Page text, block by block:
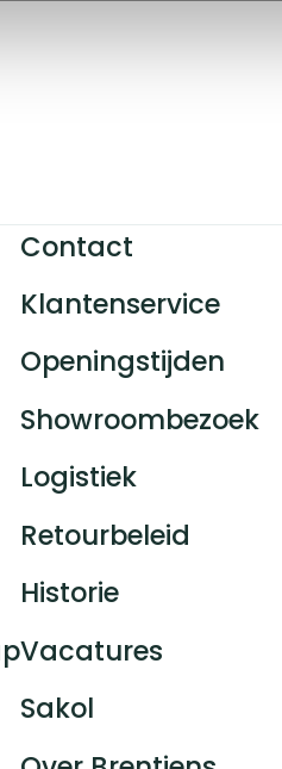
Contact
Klantenservice
Openingstijden
Showroombezoek
Logistiek
Retourbeleid
Historie
Vacatures
Sakol